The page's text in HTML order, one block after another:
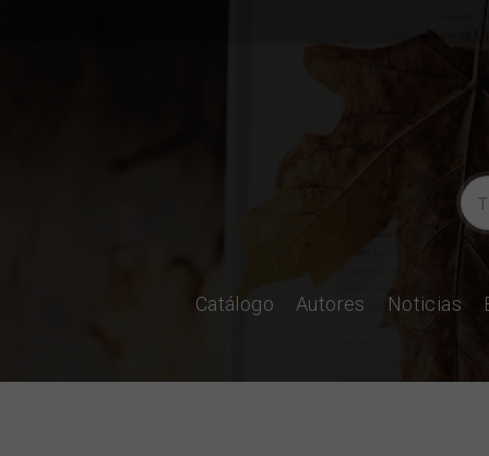
Catálogo Autores Noticias